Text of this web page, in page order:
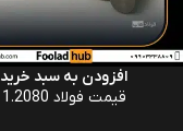
افزودن به سبد خرید
قیمت فولاد 1.2080